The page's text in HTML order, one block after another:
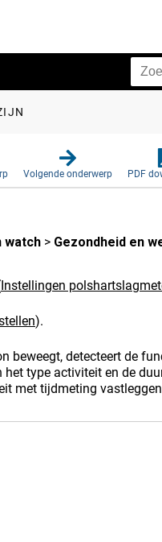
Volgende onderwerp PDF
watch> Gezondheid en
Instellingen
).
beweegt, detecteert de
type activiteit en de
met tijdmeting